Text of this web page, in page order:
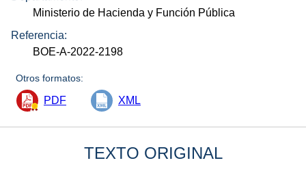
Ministerio de Hacienda y Función Pública
Referencia:
BOE-A-2022-2198
Otros formatos:
PDF XML
TEXTO ORIGINAL